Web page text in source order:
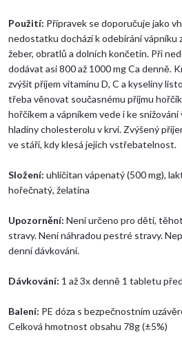
Použití: Přípravek se doporučuje jako
nedostatku dochází k odebírání vápníku
žeber, obratlů a dolních končetin. Při
dodávat asi 800 až 1000 mg Ca denně.
zvýšit příjem vitamínu D, C a kyseliny
třeba věnovat současnému příjmu
hořčíkem a vápníkem vede i ke
hladiny cholesterolu v krvi. Zvýšený
ve stáří, kdy klesá jejich vstřebatelnost.
Složení: uhličitan vápenatý (500 mg),
hořečnatý, želatina
Upozornění: Není určeno pro děti,
stravy. Není náhradou pestré stravy.
denní dávkování.
Dávkování: 1 až 3x denně 1 tabletu
Balení: PE dóza s bezpečnostním
Celková hmotnost obsahu 78g (±5%)